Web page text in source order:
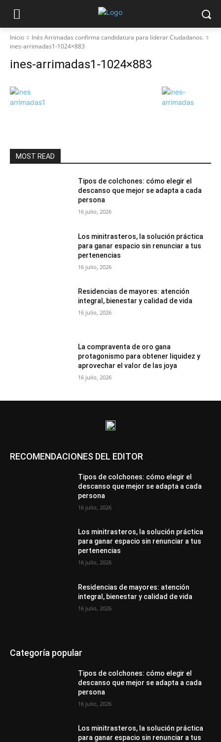
Inicio
Inés Arrimadas confirma candidatura para liderar Ciudadanos.
ines-arrimadas1-1024×883
ines-arrimadas1-1024×883
MOST READ
Tipos de colchones: cómo elegir el
descanso que mejor se adapta a cada
persona
16 julio, 2026
Los minitrasteros, la solución práctica
para ganar espacio sin renunciar a tus
pertenencias
16 julio, 2026
Residencias de mayores: atención
integral, bienestar y calidad de vida
16 julio, 2026
La compraventa de oro gana
protagonismo para obtener liquidez y
aprovechar el valor de las joya
16 julio, 2026
RECOMENDACIONES DEL EDITOR
Tipos de colchones: cómo elegir el
descanso que mejor se adapta a cada
persona
16 julio, 2026
Los minitrasteros, la solución práctica
para ganar espacio sin renunciar a tus
pertenencias
16 julio, 2026
Residencias de mayores: atención
integral, bienestar y calidad de vida
16 julio, 2026
Categoría popular
Tipos de colchones: cómo elegir el
descanso que mejor se adapta a cada
persona
16 julio, 2026
Los minitrasteros, la solución práctica
para ganar espacio sin renunciar a tus